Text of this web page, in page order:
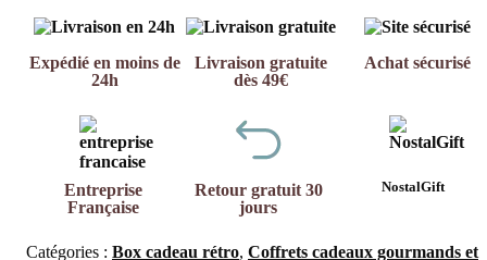
Expédié en moins de
24h
Livraison gratuite
dès 49€
Achat sécurisé
Entreprise
Française
Retour gratuit 30
jours
NostalGift
Catégories : Box cadeau rétro, Coffrets cadeaux gourmands et